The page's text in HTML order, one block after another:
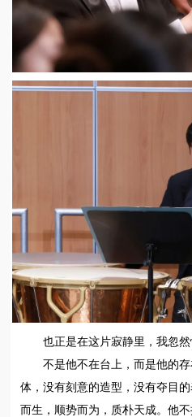
也正是在这片寂静里，我忽然
不是他不在台上，而是他的
体，没有刻意的造型，没有夺目
而生，顺势而为，质朴天成。他